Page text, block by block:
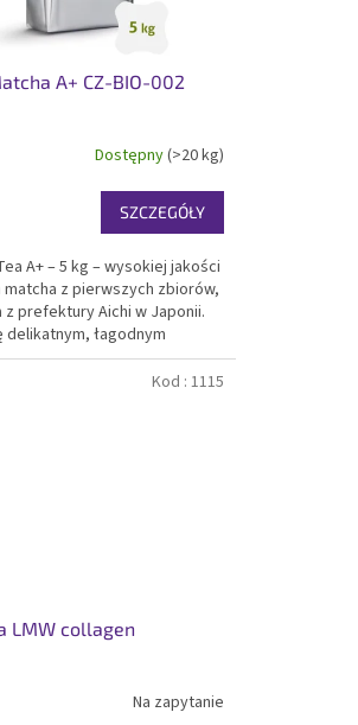
A+ CZ-BIO-002
Dostępny(>20 kg)
SZCZEGÓŁY
A+ – 5 kg – wysokiej jakości
z pierwszych zbiorów,
prefektury Aichi w Japonii.
delikatnym, łagodnym
zielonym kolorem.
bio i koszer. Idealna
LMW collagen
Na zapytanie
Kod : 1115